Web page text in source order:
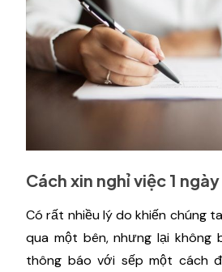
Cách xin nghỉ việc 1
Có rất nhiều lý do khiến chúng
qua một bên, nhưng lại
thông báo với sếp một cách